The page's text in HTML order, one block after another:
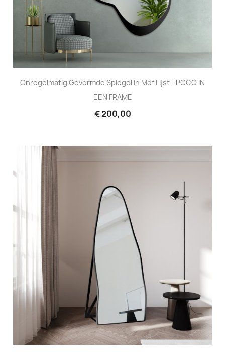
Onregelmatig Gevormde Spiegel In Mdf Lijst - POCO IN
EEN FRAME
€ 200,00